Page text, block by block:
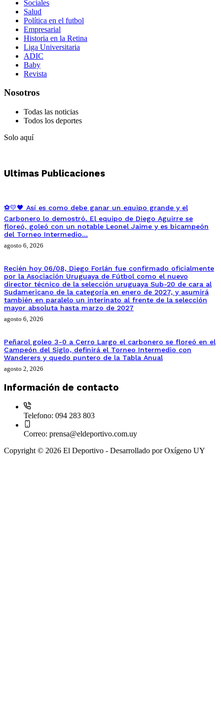
Sociales
Salud
Política en el futbol
Empresarial
Historia en la Retina
Liga Universitaria
ADIC
Baby
Revista
Nosotros
Todas las noticias
Todos los deportes
Solo aquí
Ultimas Publicaciones
⚽💛🖤 Así es como debe ganar un equipo grande y el
Carbonero lo demostró. El equipo de Diego Aguirre se
floreó, goleó con un notable Leonel Jaime y es bicampeón
del Torneo Intermedio…
agosto 6, 2026
Recién hoy 06/08, Diego Forlán fue confirmado oficialmente
por la Asociación Uruguaya de Fútbol como el nuevo
director técnico de la selección uruguaya Sub-20 de cara al
Sudamericano de la categoría en enero de 2027, y asumirá
también en paralelo un interinato al frente de la selección
mayor absoluta hasta marzo de 2027
agosto 6, 2026
Peñarol goleo 3-0 a Cerro Largo el carbonero se floreó en el
Campeón del Siglo, definirá el Torneo Intermedio con
Wanderers y quedo puntero de la Tabla Anual
agosto 2, 2026
Información de contacto
Telefono: 094 283 803
Correo: prensa@eldeportivo.com.uy
Copyright © 2026 El Deportivo - Desarrollado por Oxígeno UY